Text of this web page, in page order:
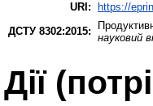
URI:
https://
ДСТУ 8302:2015:
науковий
Дії